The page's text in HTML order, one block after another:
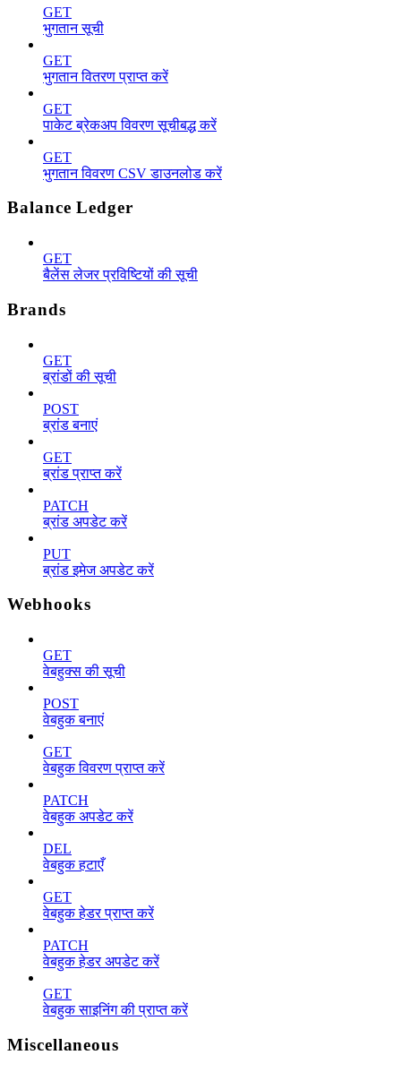
GET
भुगतान सूची
GET
भुगतान वितरण प्राप्त करें
GET
पाकेट ब्रेकअप विवरण सूचीबद्ध करें
GET
भुगतान विवरण CSV डाउनलोड करें
Balance Ledger
GET
बैलेंस लेजर प्रविष्टियों की सूची
Brands
GET
ब्रांडों की सूची
POST
ब्रांड बनाएं
GET
ब्रांड प्राप्त करें
PATCH
ब्रांड अपडेट करें
PUT
ब्रांड इमेज अपडेट करें
Webhooks
GET
वेबहुक्स की सूची
POST
वेबहुक बनाएं
GET
वेबहुक विवरण प्राप्त करें
PATCH
वेबहुक अपडेट करें
DEL
वेबहुक हटाएँ
GET
वेबहुक हेडर प्राप्त करें
PATCH
वेबहुक हेडर अपडेट करें
GET
वेबहुक साइनिंग की प्राप्त करें
Miscellaneous